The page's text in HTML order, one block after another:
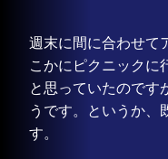
週末に間に合わせて
こかにピクニックに
と思っていたのです
うです。というか、
す。